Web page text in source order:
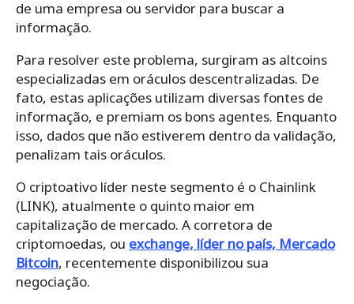
de uma empresa ou servidor para buscar a
informação.
Para resolver este problema, surgiram as altcoins
especializadas em oráculos descentralizadas. De
fato, estas aplicações utilizam diversas fontes de
informação, e premiam os bons agentes. Enquanto
isso, dados que não estiverem dentro da validação,
penalizam tais oráculos.
O criptoativo líder neste segmento é o Chainlink
(LINK), atualmente o quinto maior em
capitalização de mercado. A corretora de
criptomoedas, ou exchange, líder no país, Mercado
Bitcoin, recentemente disponibilizou sua
negociação.